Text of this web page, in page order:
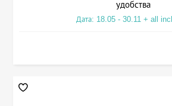
удобства
Дата: 18.05 - 30.11 + all